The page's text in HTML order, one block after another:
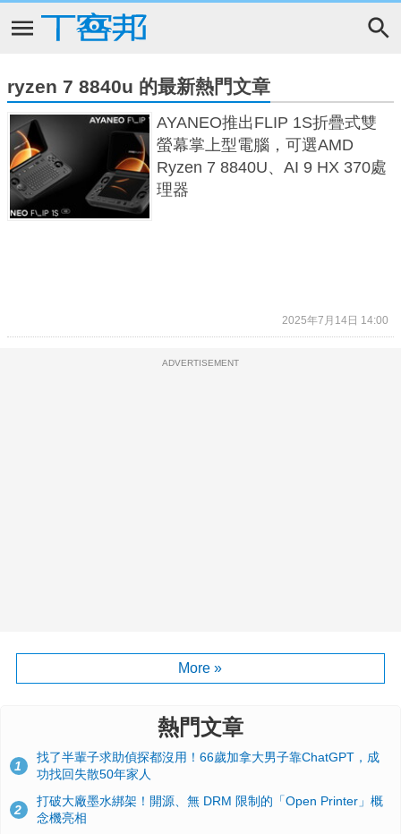
ryzen 7 8840u 的最新熱門文章
AYANEO推出FLIP 1S折疊式雙
螢幕掌上型電腦，可選AMD
Ryzen 7 8840U、AI 9 HX 370處
理器
2025年7月14日 14:00
ADVERTISEMENT
More »
熱門文章
1
找了半輩子求助偵探都沒用！66歲加拿大男子靠ChatGPT，成
功找回失散50年家人
2
打破大廠墨水綁架！開源、無 DRM 限制的「Open Printer」概
念機亮相